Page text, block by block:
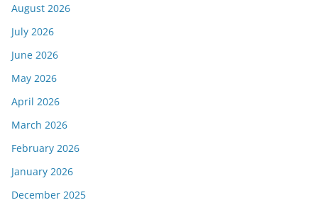
August 2026
July 2026
June 2026
May 2026
April 2026
March 2026
February 2026
January 2026
December 2025